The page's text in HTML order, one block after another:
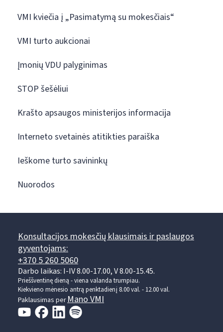
VMI kviečia į „Pasimatymą su mokesčiais“
VMI turto aukcionai
Įmonių VDU palyginimas
STOP šešėliui
Krašto apsaugos ministerijos informacija
Interneto svetainės atitikties paraiška
Ieškome turto savininkų
Nuorodos
Konsultacijos mokesčių klausimais ir paslaugos
gyventojams:
+370 5 260 5060
Darbo laikas: I-IV 8.00-17.00, V 8.00-15.45.
Prieššventinę dieną - viena valanda trumpiau.
Kiekvieno mėnesio antrą penktadienį 8.00 val. - 12.00 val.
Paklausimas perMano VMI